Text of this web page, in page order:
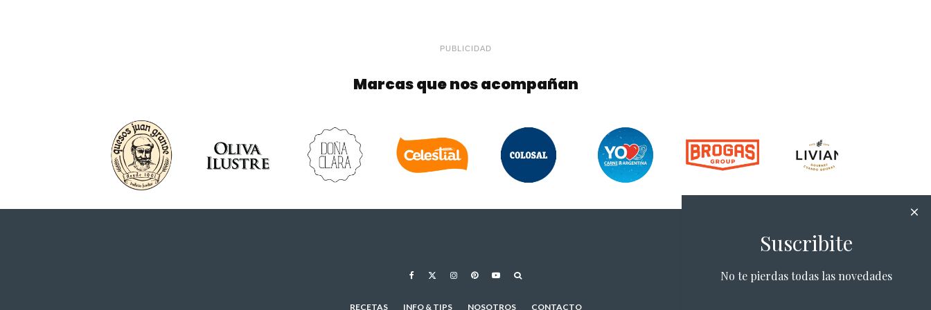
PUBLICIDAD
Marcas que nos acompañan
RECETAS INFO & TIPS NOSOTROS CONTACTO
Suscribite
No te pierdas todas las novedades